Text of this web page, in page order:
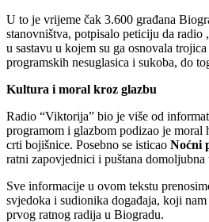
U to je vrijeme čak 3.600 građana
stanovništva, potpisalo peticiju da
u sastavu u kojem su ga osnovala
programskih nesuglasica i sukoba, do
Kultura i moral kroz glazbu
Radio “Viktorija” bio je više od
programom i glazbom podizao je moral
crti bojišnice. Posebno se isticao Noćni
ratni zapovjednici i puštana domoljubna
Sve informacije u ovom tekstu
svjedoka i sudionika događaja, koji
prvog ratnog radija u Biogradu.